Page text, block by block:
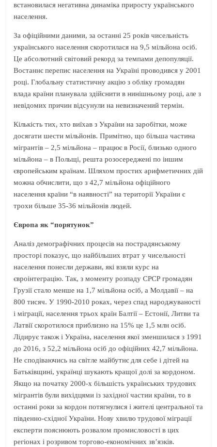
встановилася негативна динаміка приросту українського
населення.
За офіційними даними, за останні 25 років чисельність
українського населення скоротилася на 9,5 мільйона осіб.
Це абсолютний світовий рекорд за темпами депопуляції.
Востаннє перепис населення на Україні проводився у 2001
році. Глобальну статистичну акцію з обліку громадян
влада країни планувала здійснити в нинішньому році, але з
невідомих причин відсунули на невизначений термін.
Кількість тих, хто виїхав з України на заробітки, може
досягати шести мільйонів. Примітно, що більша частина
мігрантів – 2,5 мільйона – працює в Росії, близько одного
мільйона – в Польщі, решта розосереджені по іншим
європейським країнам. Шляхом простих арифметичних дій
можна обчислити, що з 42,7 мільйона офіційного
населення країни “в наявності” на території України є
трохи більше 35-36 мільйонів людей.
Європа як “порятунок”
Аналіз демографічних процесів на пострадянському
просторі показує, що найбільших втрат у чисельності
населення понесли держави, які взяли курс на
євроінтеграцію. Так, з моменту розпаду СРСР громадян
Грузії стало менше на 1,7 мільйона осіб, а Молдавії – на
800 тисяч. У 1990-2010 роках, через спад народжуваності
і міграції, населення трьох країн Балтії – Естонії, Литви та
Латвії скоротилося приблизно на 15% це 1,5 млн осіб.
Лідирує також і Україна, населення якої зменшилася з 1991
до 2016, з 52,2 мільйона осіб до офіційних 42,7 мільйона.
Не сподіваючись на світле майбутнє для себе і дітей на
Батьківщині, українці шукають кращої долі за кордоном.
Якщо на початку 2000-х більшість українських трудових
мігрантів були вихідцями із західної частии країни, то в
останні роки за кордон потягнулися і жителі центральної та
південно-східної України. Нову хвилю трудової міграції
експерти пояснюють розвалом промисловості в цих
регіонах і розривом торгово-економічних зв’язків.